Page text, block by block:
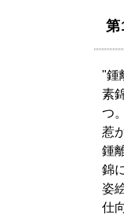
"鍾
素
つ
惹
鍾
錦
姿
仕